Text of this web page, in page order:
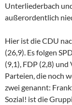
Unterliederbach
außerordentlich
Hier ist die CDU
(26,9). Es folgen
(9,1), FDP (2,8)
Parteien, die noch
zwei genannt:
Sozial! ist die